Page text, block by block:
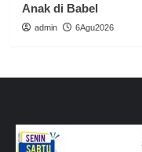
Anak di Babel
admin 6Agu2026